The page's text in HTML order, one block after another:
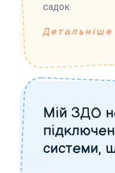
садок.
Детальніше
Мій ЗДО
системи,